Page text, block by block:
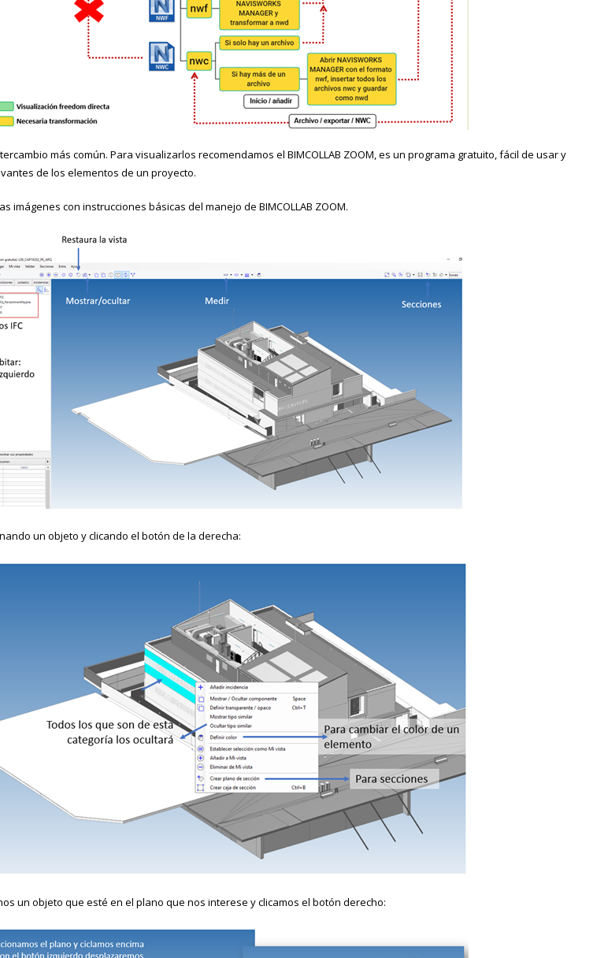
más común. Para visualizarlos recomendamos el BIMCOLLAB ZOOM, es un programa gratuito, fácil de usar y
de los elementos de un proyecto.
imágenes con instrucciones básicas del manejo de BIMCOLLAB ZOOM.
un objeto y clicando el botón de la derecha:
un objeto que esté en el plano que nos interese y clicamos el botón derecho: